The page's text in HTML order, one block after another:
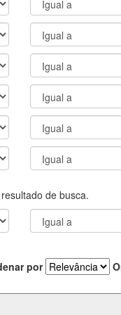
de busca.
por